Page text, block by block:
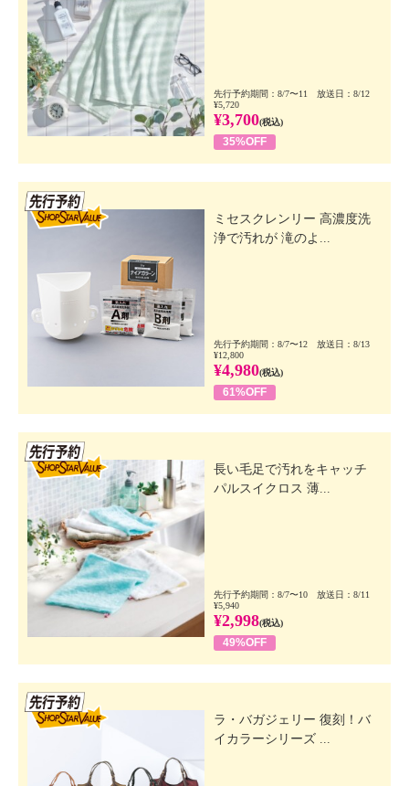
先行予約期間：8/7〜11 放送日：8/12
¥5,720
¥3,700(税込)
35%OFF
ミセスクレンリー 高濃度洗
浄で汚れが 滝のよ...
先行予約期間：8/7〜12 放送日：8/13
¥12,800
¥4,980(税込)
61%OFF
長い毛足で汚れをキャッチ
パルスイクロス 薄...
先行予約期間：8/7〜10 放送日：8/11
¥5,940
¥2,998(税込)
49%OFF
ラ・バガジェリー 復刻！バ
イカラーシリーズ ...